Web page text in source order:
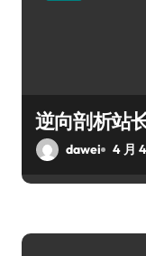
逆向剖析站
dawei 4 月